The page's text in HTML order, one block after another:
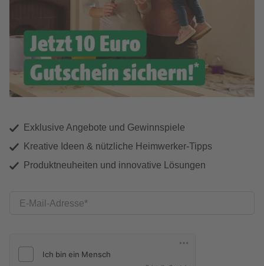
Exklusive Angebote und Gewinnspiele
Kreative Ideen & nützliche Heimwerker-Tipps
Produktneuheiten und innovative Lösungen
E-Mail-Adresse